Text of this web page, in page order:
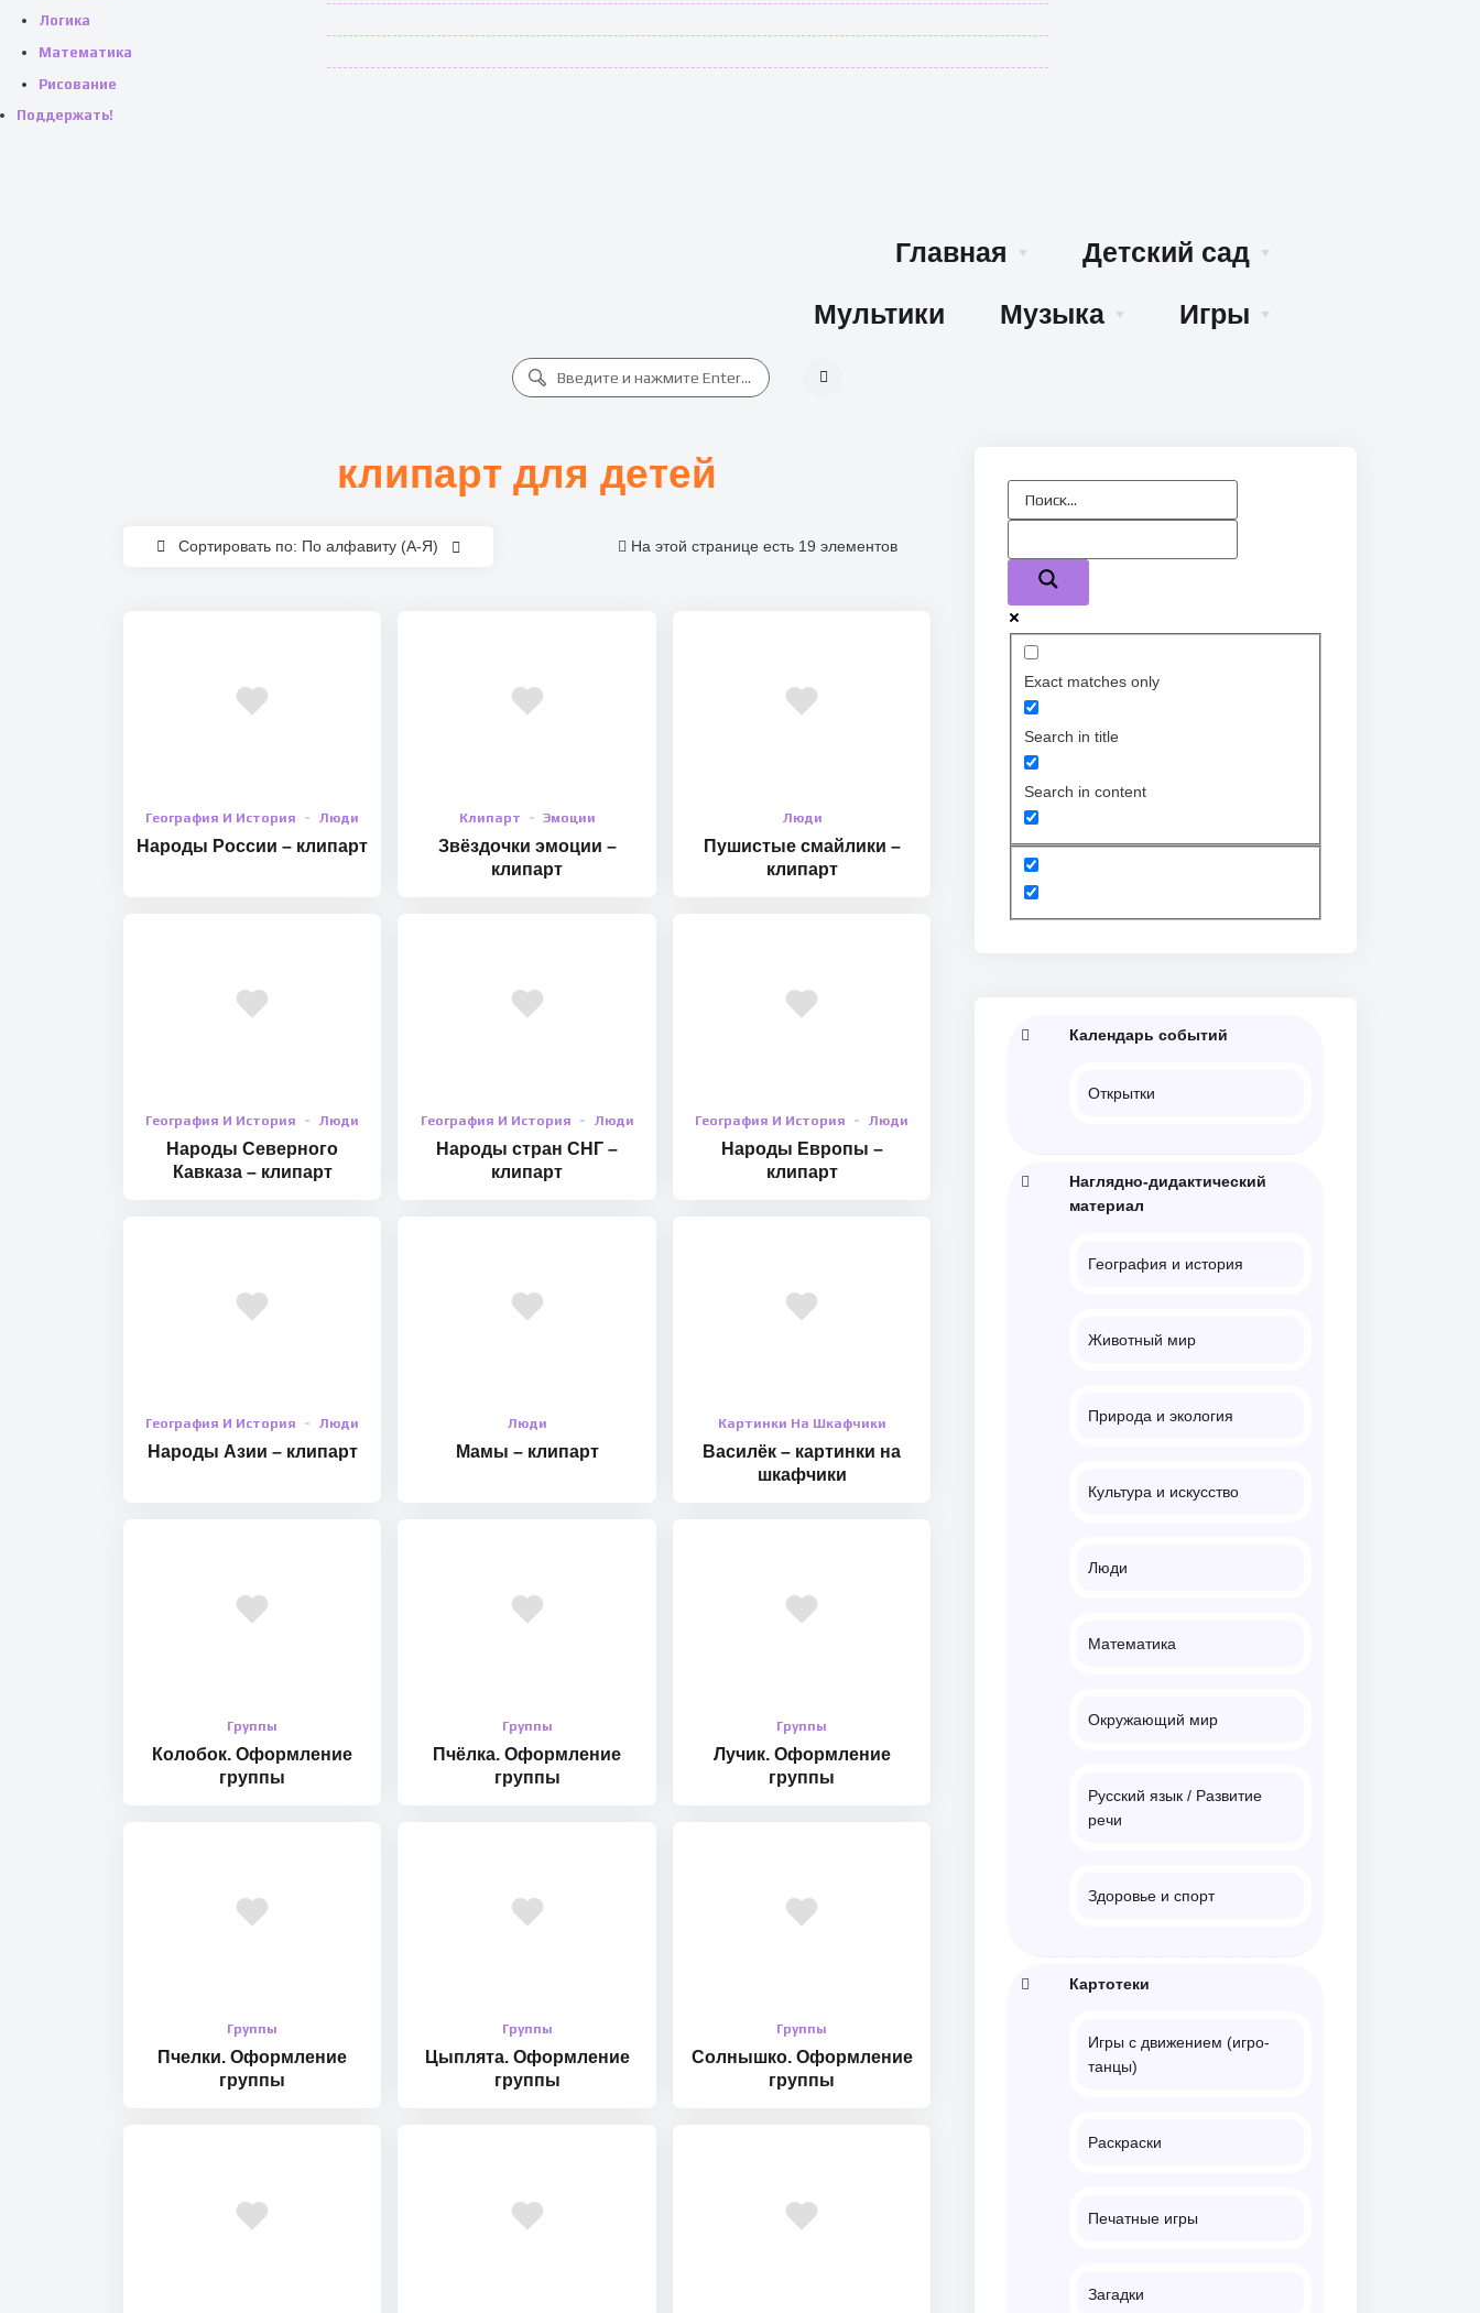
Логика
Математика
Рисование
Поддержать!
Главная
Детский сад
Мультики
Музыка Игры
клипарт для детей
Сортировать по: По алфавиту (А-Я) На этой странице есть 19 элементов
География И История Люди
Народы России – клипарт
Клипарт Эмоции
Звёздочки эмоции –
клипарт
Люди
Пушистые смайлики –
клипарт
География И История Люди
Народы Северного
Кавказа – клипарт
География И История Люди
Народы стран СНГ –
клипарт
География И История Люди
Народы Европы –
клипарт
География И История Люди
Народы Азии – клипарт
Люди
Мамы – клипарт
Картинки На Шкафчики
Василёк – картинки на
шкафчики
Группы
Колобок. Оформление
группы
Группы
Пчёлка. Оформление
группы
Группы
Лучик. Оформление
группы
Группы
Пчелки. Оформление
группы
Группы
Цыплята. Оформление
группы
Группы
Солнышко. Оформление
группы
Exact matches only
Search in title
Search in content
Календарь событий
Открытки
Наглядно-дидактический
материал
География и история
Животный мир
Природа и экология
Культура и искусство
Люди
Математика
Окружающий мир
Русский язык / Развитие
речи
Здоровье и спорт
Картотеки
Игры с движением (игро-
танцы)
Раскраски
Печатные игры
Загадки